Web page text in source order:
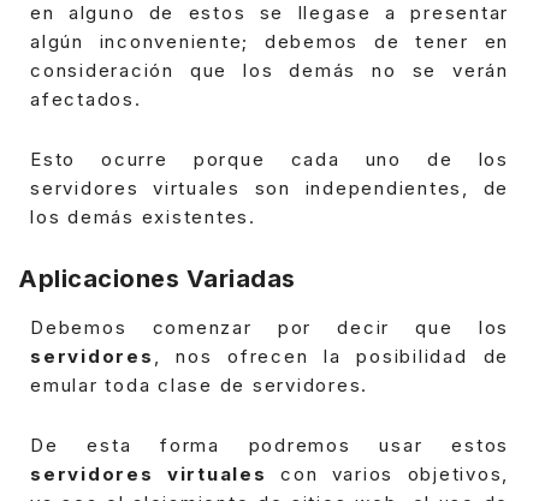
en alguno de estos se llegase a presentar
algún inconveniente; debemos de tener en
consideración que los demás no se verán
afectados.
Esto ocurre porque cada uno de los
servidores virtuales son independientes, de
los demás existentes.
Aplicaciones Variadas
Debemos comenzar por decir que los
servidores , nos ofrecen la posibilidad de
emular toda clase de servidores.
De esta forma podremos usar estos
servidores virtuales
con varios objetivos,